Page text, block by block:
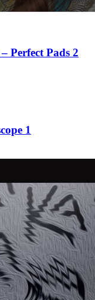
Perfect Pads 2
1